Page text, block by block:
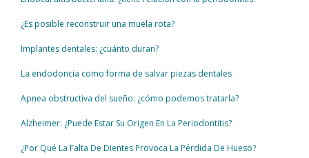
¿Es posible reconstruir una muela rota?
Implantes dentales: ¿cuánto duran?
La endodoncia como forma de salvar piezas dentales
Apnea obstructiva del sueño: ¿cómo podemos tratarla?
Alzheimer: ¿Puede Estar Su Origen En La Periodontitis?
¿Por Qué La Falta De Dientes Provoca La Pérdida De Hueso?